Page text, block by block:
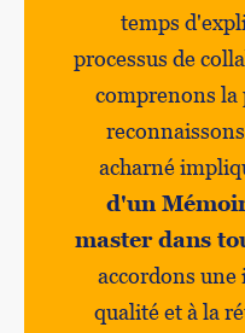
temps
processus de
comprenons la
acharné
d'un
master dans
accordons une
qualité et à la